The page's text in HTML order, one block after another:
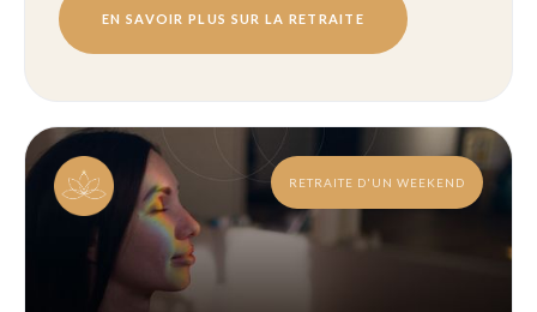
EN SAVOIR PLUS SUR LA RETRAITE
RETRAITE D'UN WEEKEND